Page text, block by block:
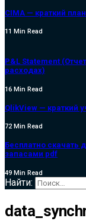
CIMA — краткий
11 Min Read
P&L Statement
расходах)
16 Min Read
QlikView — краткий
72 Min Read
Бесплатно скачать
запасами pdf
49 Min Read
Найти: